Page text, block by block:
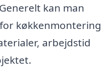
kan man
køkkenmontering
arbejdstid